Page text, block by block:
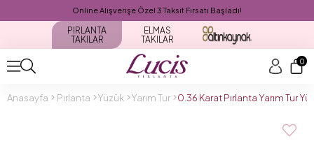
Online Alışverişe Özel 3 Taksit Fırsatı Başladı!
PIRLANTA
TAKILAR
ELMAS
TAKILAR
0
Anasayfa Pırlanta Yüzük Yarım Tur 0.36 Karat Pırlanta Yarım Tur